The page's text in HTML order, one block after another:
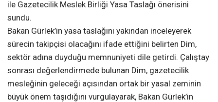
ile Gazetecilik Meslek Birliği Yasa Taslağı önerisini
sundu.
Bakan Gürlek’in yasa taslağını yakından inceleyerek
sürecin takipçisi olacağını ifade ettiğini belirten Dim,
sektör adına duyduğu memnuniyeti dile getirdi. Çalıştay
sonrası değerlendirmede bulunan Dim, gazetecilik
mesleğinin geleceği açısından ortak bir yasal zeminin
büyük önem taşıdığını vurgulayarak, Bakan Gürlek’in